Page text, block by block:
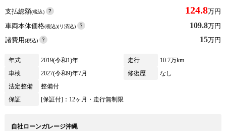
支払総額(税込) 124.8万円
車両本体価格(税込)(リ済込) 109.8万円
諸費用(税込) 15万円
年式 2019(令和1)年 走行
10.7万km
車検
2027(令和9)年7月 修復歴
なし
法定整備
整備付
保証
[保証付]：12ヶ月・走行無制限
自社ローンガレージ沖縄